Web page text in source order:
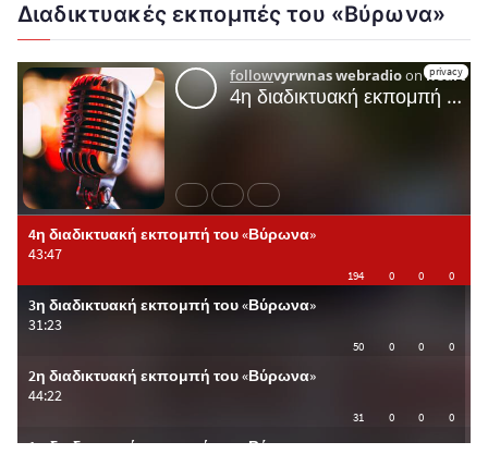
Διαδικτυακές εκπομπές του «Βύρωνα»